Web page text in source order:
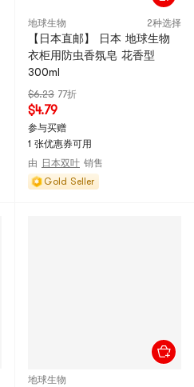
地球生物 2种选择
【日本直邮】 日本 地球生物
衣柜用防虫香氛皂 花香型
300ml
$6.23 77折
$4.79
参与买赠
1 张优惠券可用
由 日本双叶 销售
Gold Seller
地球生物